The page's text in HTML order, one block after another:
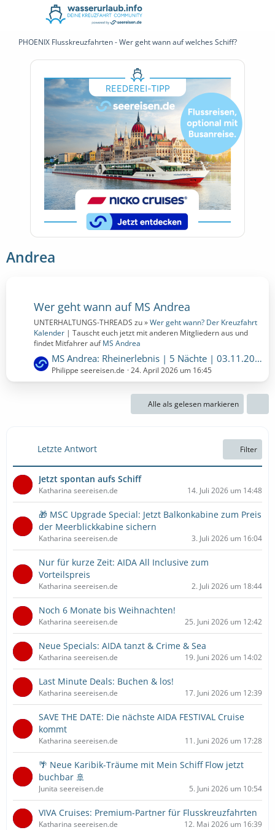
PHOENIX Flusskreuzfahrten - Wer geht wann auf welches Schiff?
Andrea
Wer geht wann auf MS Andrea
UNTERHALTUNGS-THREADS zu »Wer geht wann? Der Kreuzfahrt
Kalender | Tauscht euch jetzt mit anderen Mitgliedern aus und
findet Mitfahrer aufMS Andrea
L
e
t
e
t
g
MS Andrea: Rheinerlebnis | 5 Nächte | 03.11.2027 bis 08.11.2027 (Mittwoch, 3. November 2027, 00:00 – Montag, 8. November 2027, 00:00)
Philippe seereisen.de 24. April 2026 um 16:45
Alle als gelesen markieren
Letzte Antwort Filter
Jetzt spontan aufs Schiff
Katharina seereisen.de 14. Juli 2026 um 14:48
🎁 MSC Upgrade Special: Jetzt Balkonkabine zum Preis
der Meerblickkabine sichern
Katharina seereisen.de 3. Juli 2026 um 16:04
Nur für kurze Zeit: AIDA All Inclusive zum
Vorteilspreis
Katharina seereisen.de 2. Juli 2026 um 18:44
Noch 6 Monate bis Weihnachten!
Katharina seereisen.de 25. Juni 2026 um 12:42
Neue Specials: AIDA tanzt & Crime & Sea
Katharina seereisen.de 19. Juni 2026 um 14:02
Last Minute Deals: Buchen & los!
Katharina seereisen.de 17. Juni 2026 um 12:39
SAVE THE DATE: Die nächste AIDA FESTIVAL Cruise
kommt
Katharina seereisen.de 11. Juni 2026 um 17:28
🌴 Neue Karibik-Träume mit Mein Schiff Flow jetzt
buchbar 🚢
Junita seereisen.de 5. Juni 2026 um 10:54
VIVA Cruises: Premium-Partner für Flusskreuzfahrten
Katharina seereisen.de 12. Mai 2026 um 16:39